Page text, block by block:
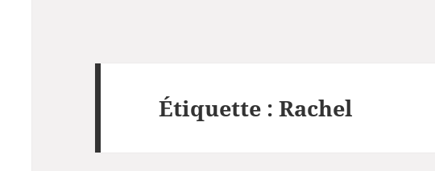
Étiquette :Rachel